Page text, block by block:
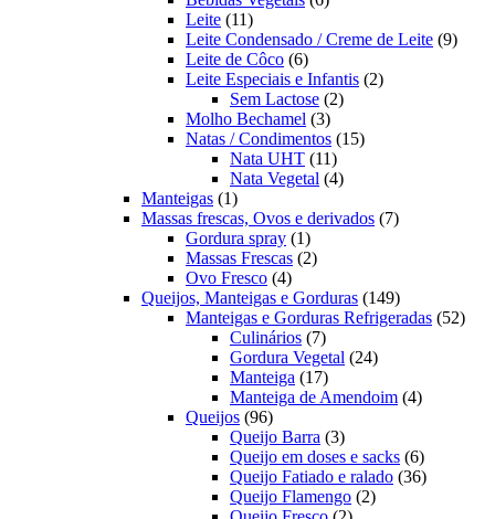
Leite 1111
produtos
Leite Condensado / Creme de Leite 99
Leite de Côco 66
produtos
Leite Especiais e Infantis 22
Sem Lactose 22
Molho Bechamel 33
produtos
Natas / Condimentos 1515
Nata UHT 1111
produtos
Nata Vegetal 44
Manteigas 11
produto
Massas frescas, Ovos e derivados 77
Gordura spray 11
produto
Massas Frescas 22
Ovo Fresco 44
produtos
Queijos, Manteigas e Gorduras 149149
produtos
Manteigas e Gorduras Refrigeradas 5252
Culinários 77
produtos
Gordura Vegetal 2424
Manteiga 1717
produtos
Manteiga de Amendoim 44
Queijos 9696
produtos
Queijo Barra 33
produtos
Queijo em doses e sacks 66
produtos
Queijo Fatiado e ralado 3636
Queijo Flamengo 22
2